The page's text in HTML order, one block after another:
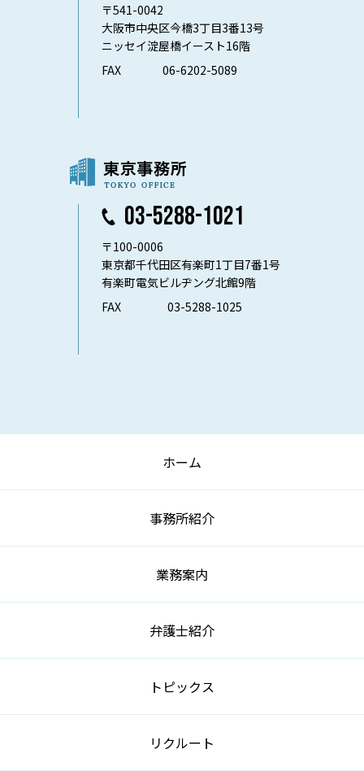
〒541-0042
大阪市中央区今橋3丁目3番13号
ニッセイ淀屋橋イースト16階
FAX
06-6202-5089
03-5288-1021
〒100-0006
東京都千代田区有楽町1丁目7番1号
有楽町電気ビルヂング北館9階
FAX
03-5288-1025
ホーム
事務所紹介
業務案内
弁護士紹介
トピックス
リクルート